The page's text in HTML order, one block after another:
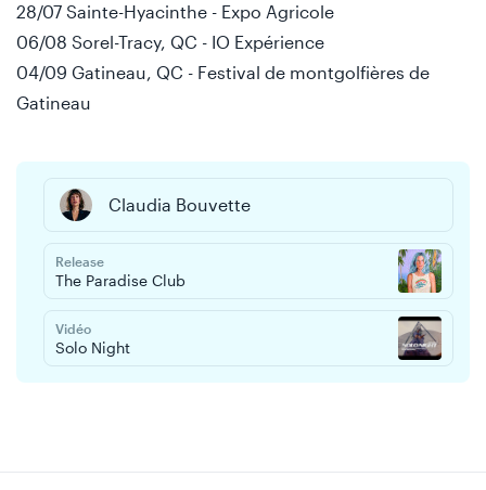
28/07 Sainte-Hyacinthe - Expo Agricole
06/08 Sorel-Tracy, QC - IO Expérience
04/09 Gatineau, QC - Festival de montgolfières de
Gatineau
Claudia Bouvette
Release
The Paradise Club
Vidéo
Solo Night